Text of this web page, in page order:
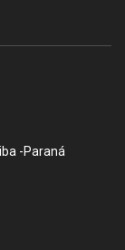
-Paraná